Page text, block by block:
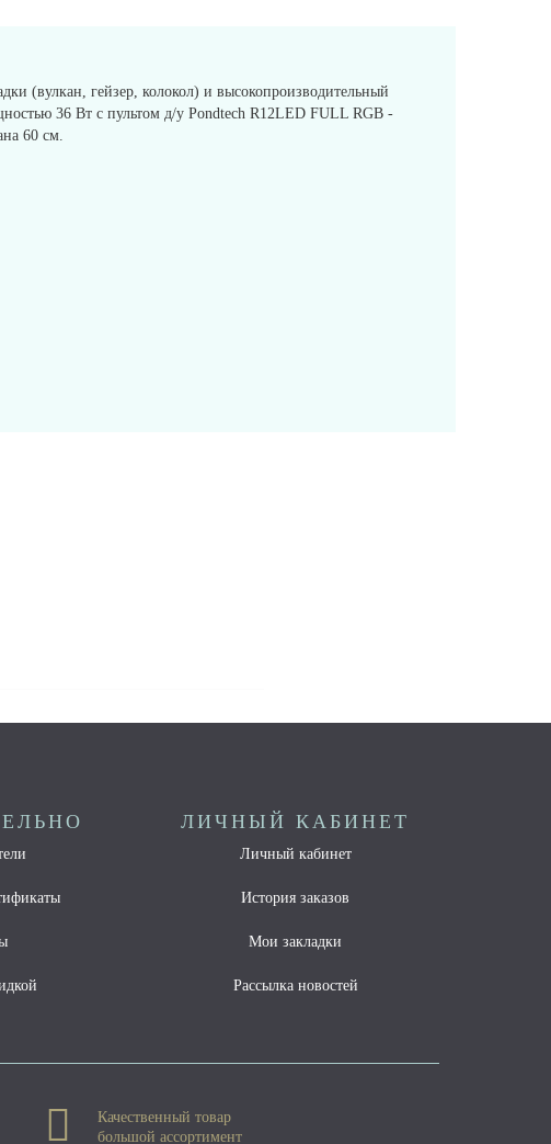
(вулкан, гейзер, колокол) и высокопроизводительный
36 Вт с пультом д/у Pondtech R12LED FULL RGB -
60 см.
ЛИЧНЫЙ КАБИНЕТ
Личный кабинет
История заказов
Мои закладки
Рассылка новостей
Качественный товар
большой ассортимент